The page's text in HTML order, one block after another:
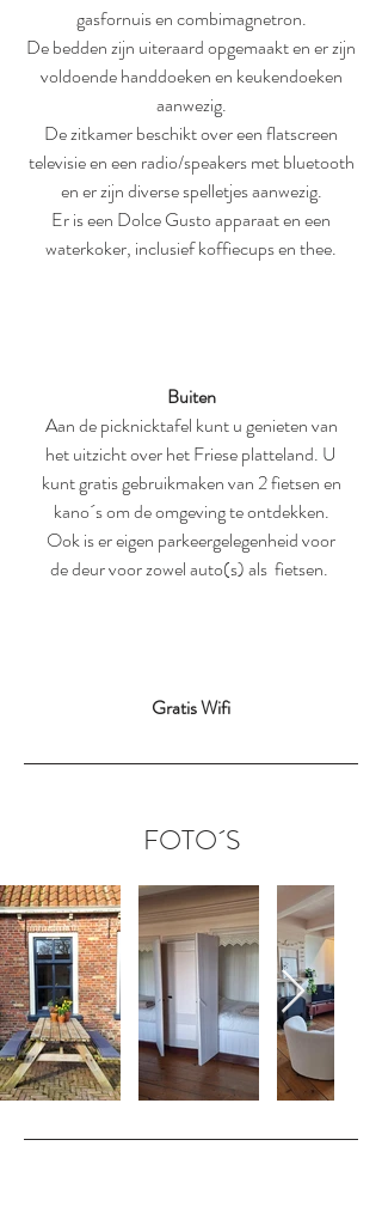
gasfornuis en combimagnetron.
De bedden zijn uiteraard opgemaakt en er zijn
voldoende handdoeken en keukendoeken
aanwezig.
De zitkamer beschikt over een flatscreen
televisie en een radio/speakers met bluetooth
en er zijn diverse spelletjes aanwezig.
Er is een Dolce Gusto apparaat en een
waterkoker, inclusief koffiecups en thee.
Buiten
Aan de picknicktafel kunt u genieten van
het uitzicht over het Friese platteland. U
kunt gratis gebruikmaken van 2 fietsen en
kano´s om de omgeving te ontdekken.
Ook is er eigen parkeergelegenheid voor
de deur voor zowel auto(s) als fietsen.
Gratis Wifi
FOTO´S